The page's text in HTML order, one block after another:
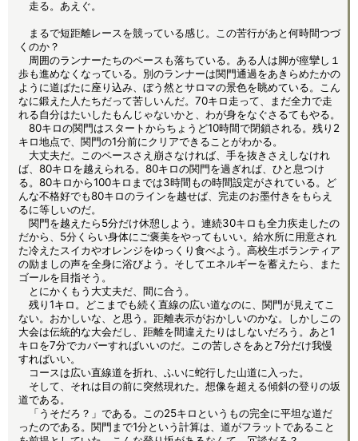
走る。あえぐ。
まるで短距離レースを競っている感じ。この苦行があと何時間つづ
くのか？
周囲のランナーたちのペースも落ちている。ある人は脚が痙攣し１
歩も進めなくなっている。別のランナーは関門通過をあきらめたかの
ように道ばたに座り込み、ぼう然とサロマの景色を眺めている。こん
なに鍛えた人たちだって苦しいんだ。70キロ走って、まだ全力で走
れる自分はたいしたもんじゃないかと、わが身をなぐさるてもやる。
80キロの関門はスタートからちょうど10時間で閉鎖される。残り2
キロ地点で、関門の1分前にクリアできることがわかる。
大丈夫だ。このペースさえ崩さなければ、手を抜きさえしなけれ
ば、80キロを越えられる。80キロの関門を過ぎれば、ひと息つけ
る。80キロから100キロまでは3時間もの時間設定がされている。ど
んな不格好でも80キロのラインを越せば、完走のお墨付きをもらえ
るに等しいのだ。
関門を越えたら5分だけ休憩しよう。連続30キロも全力疾走したの
だから、5分くらい身体にご褒美をやってもいい。給水所に用意され
た冷えたスイカやオレンジをゆっくり食べよう。高校生ボランティア
の励ましの声を全身に浴びよう。そしてエネルギーを蓄えたら、また
ゴールを目指そう。
とにかくもう大丈夫だ、間に合う。
残り1キロ。どこまでも続く直線の広い道なのに、関門が見えてこ
ない。おかしいな、と思う。距離表示がおかしいのかな。しかしこの
大会は伝統的な大会だし、距離を間違えたりはしないだろう。あと1
キロを7分でカバーすればいいのだ。この苦しさをあと7分だけ我慢
すればいい。
コースは広い直線道を折れ、ふいに蛇行した山道に入った。
そして、それは目の前に突然現れた。想像を超える傾斜の登りの坂
道である。
「うそだろ？」である。この25キロというもの完全に平坦な道だ
ったのである。関門まで1分という計算は、道がフラットであること